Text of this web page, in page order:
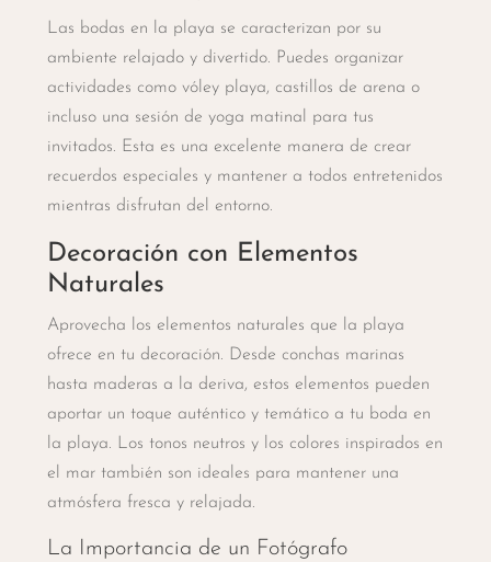
Las bodas en la playa se caracterizan por su
ambiente relajado y divertido. Puedes organizar
actividades como vóley playa, castillos de arena o
incluso una sesión de yoga matinal para tus
invitados. Esta es una excelente manera de crear
recuerdos especiales y mantener a todos entretenidos
mientras disfrutan del entorno.
Decoración con Elementos
Naturales
Aprovecha los elementos naturales que la playa
ofrece en tu decoración. Desde conchas marinas
hasta maderas a la deriva, estos elementos pueden
aportar un toque auténtico y temático a tu boda en
la playa. Los tonos neutros y los colores inspirados en
el mar también son ideales para mantener una
atmósfera fresca y relajada.
La Importancia de un Fotógrafo